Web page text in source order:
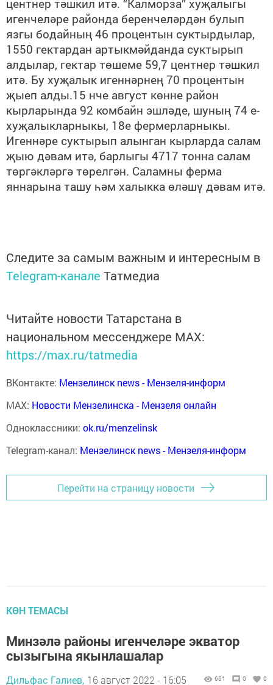
центнер тәшкил итә. “Калморза” хуҗалыгы
игенчеләре районда беренчеләрдән булып
язгы бодайның 46 процентын суктырдылар,
1550 гектардан артыкмәйданда суктырып
алдылар, гектар төшеме 59,7 центнер тәшкил
итә. Бу хуҗалык игеннәрнең 70 процентын
җыеп алды.15 нче август көнне район
кырларында 92 комбайн эшләде, шуның 74 е-
хуҗалыкларныкы, 18е фермерларныкы.
Игеннәре суктырып алынган кырларда салам
җыю дәвам итә, барлыгы 4717 тонна салам
төргәкләргә төрелгән. Саламны ферма
яннарына ташу һәм халыкка өләшү дәвам итә.
Следите за самым важным и интересным в
Telegram-канале Татмедиа
Читайте новости Татарстана в
национальном мессенджере MАХ:
https://max.ru/tatmedia
ВКонтакте: Мензелинск news - Мензеля-информ
MAX: Новости Мензелинска - Мензеля онлайн
Одноклассники: ok.ru/menzelinsk
Telegram-канал: Мензелинск news - Мензеля-информ
Перейти на страницу новости
КӨН ТЕМАСЫ
Минзәлә районы игенчеләре экватор
сызыгына якынлашалар
Дильфас Галиев, 16 август 2022 - 16:05 661 0 0